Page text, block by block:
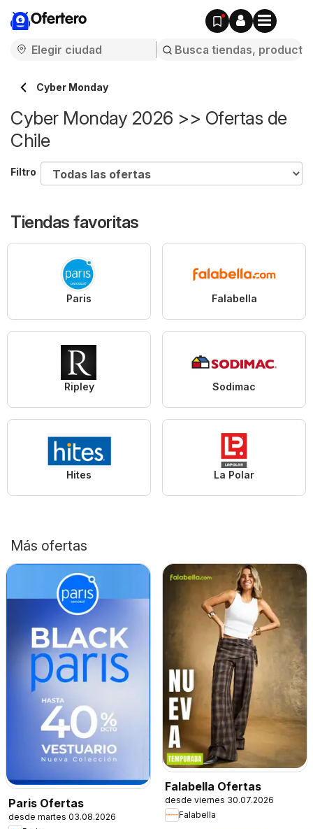
Ofertero
Cyber Monday
Cyber Monday 2026 >> Ofertas de
Chile
Filtro
Tiendas favoritas
Paris Falabella
Ripley Sodimac
Hites La Polar
Más ofertas
Paris Ofertas
desde martes 03.08.2026
Falabella Ofertas
desde viernes 30.07.2026
Falabella